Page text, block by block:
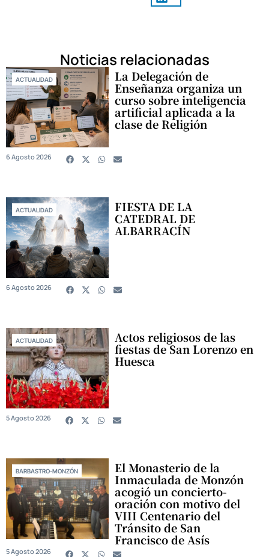
Noticias relacionadas
ACTUALIDAD La Delegación de
Enseñanza organiza un
curso sobre inteligencia
artificial aplicada a la
clase de Religión
6 Agosto 2026
ACTUALIDAD FIESTA DE LA
CATEDRAL DE
ALBARRACÍN
6 Agosto 2026
ACTUALIDAD Actos religiosos de las
fiestas de San Lorenzo en
Huesca
5 Agosto 2026
BARBASTRO-MONZÓN El Monasterio de la
Inmaculada de Monzón
acogió un concierto-
oración con motivo del
VIII Centenario del
Tránsito de San
Francisco de Asís
5 Agosto 2026